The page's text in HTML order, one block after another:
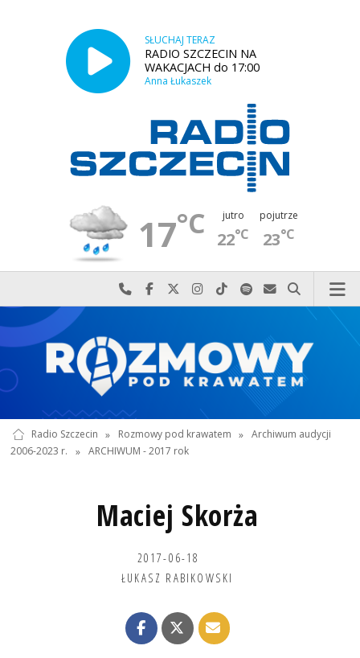
SŁUCHAJ TERAZ
RADIO SZCZECIN NA
WAKACJACH do 17:00
Anna Łukaszek
17°C jutro
22°C
pojutrze
23°C
Najlepiej po prostu do nas zadzwoń
Odwiedź nas na Facebook-u
Odwiedź nas na X
Odwiedź nas na Instagram-ie
Odwiedź nas na TikTok-u
Szukaj nas na Spotify
Wyślij do nas
Szukaj
Radio Szczecin » Rozmowy pod krawatem » Archiwum audycji
2006-2023 r.
» ARCHIWUM - 2017 rok
Maciej Skorża
2017-06-18
ŁUKASZ RABIKOWSKI